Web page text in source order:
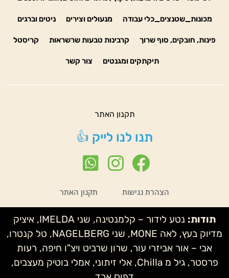
מכונות_שטנצים_כלי עבודה מנעולים וצירים ניטים וברגים
פינות, חובקים, סוף שרוך קרבינות טבעות שרשראות קריסטל
תיקתקים ומגנטים צור קשר
תקנון האתר
תנו לנו לייק 👍
הצהרת נגישות תקנון האתר
תודות:
נטע לידור – קלמנטינה, שני IMELDA, איציק
מדיוק בעץ, לאה MONE, שני NAGELBERG, טל קנטרו,
אבי – אור אביזרי עור, שרון שרביט ויצ"ו חיפה, רעות
פרסטר, גיל מ Chilla, אלי זיתוני, אמלי בוטיק מעצבים,